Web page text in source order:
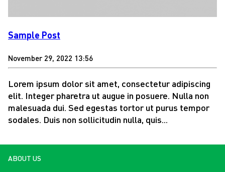
Sample Post
November 29, 2022 13:56
Lorem ipsum dolor sit amet, consectetur adipiscing
elit. Integer pharetra ut augue in posuere. Nulla non
malesuada dui. Sed egestas tortor ut purus tempor
sodales. Duis non sollicitudin nulla, quis...
ABOUT US